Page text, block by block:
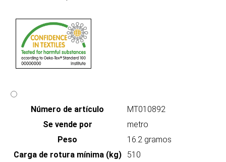
Número de artículo
MT010892
Se vende por
metro
Peso
16.2 gramos
Carga de rotura mínima (kg)
510